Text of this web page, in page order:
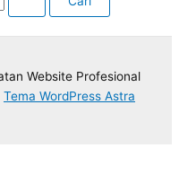
Website Profesional
Tema WordPress Astra